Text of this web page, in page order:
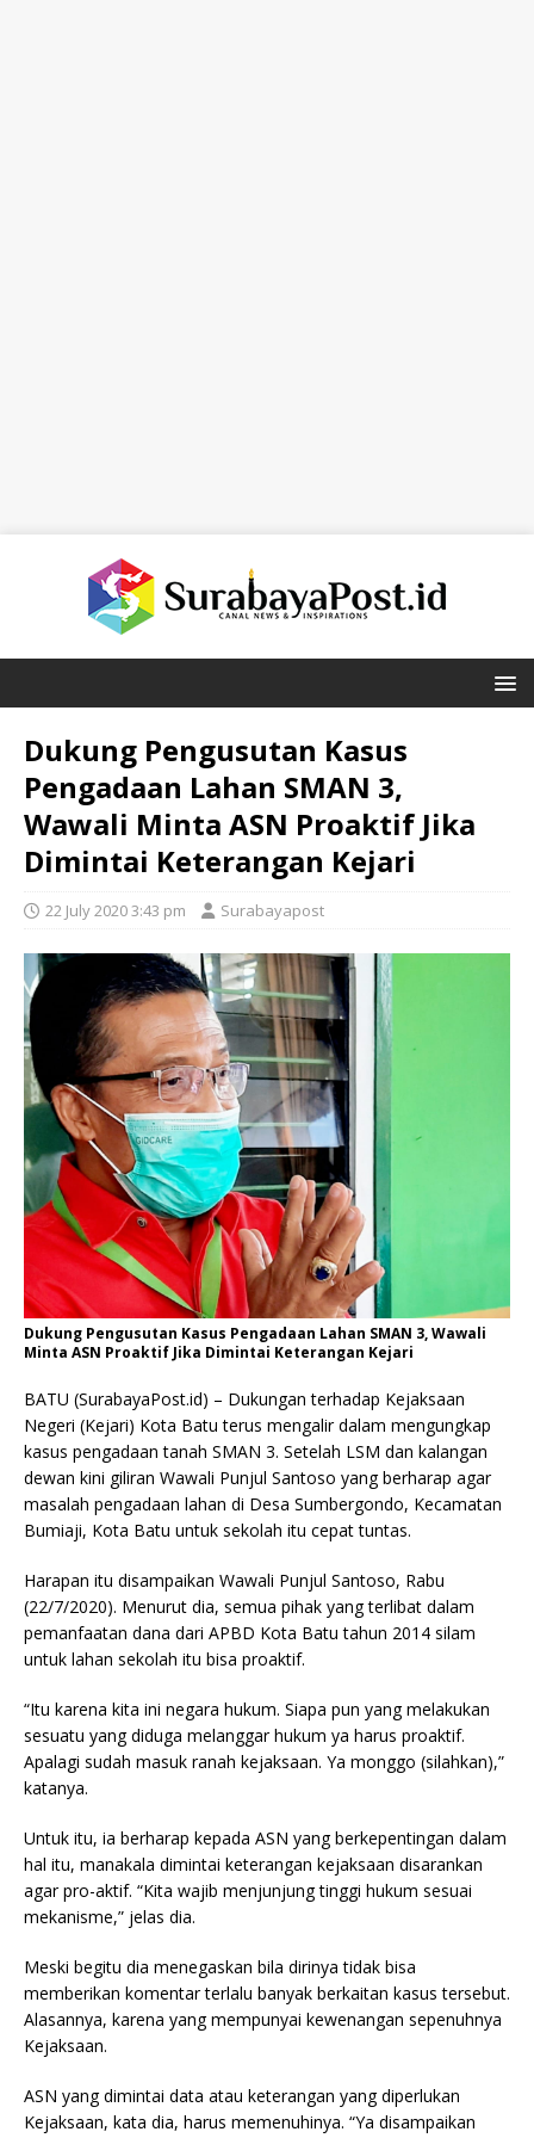
Dukung Pengusutan Kasus
Pengadaan Lahan SMAN 3,
Wawali Minta ASN Proaktif Jika
Dimintai Keterangan Kejari
22 July 2020 3:43 pm Surabayapost
Dukung Pengusutan Kasus Pengadaan Lahan SMAN 3, Wawali
Minta ASN Proaktif Jika Dimintai Keterangan Kejari
BATU (SurabayaPost.id) – Dukungan terhadap Kejaksaan
Negeri (Kejari) Kota Batu terus mengalir dalam mengungkap
kasus pengadaan tanah SMAN 3. Setelah LSM dan kalangan
dewan kini giliran Wawali Punjul Santoso yang berharap agar
masalah pengadaan lahan di Desa Sumbergondo, Kecamatan
Bumiaji, Kota Batu untuk sekolah itu cepat tuntas.
Harapan itu disampaikan Wawali Punjul Santoso, Rabu
(22/7/2020). Menurut dia, semua pihak yang terlibat dalam
pemanfaatan dana dari APBD Kota Batu tahun 2014 silam
untuk lahan sekolah itu bisa proaktif.
“Itu karena kita ini negara hukum. Siapa pun yang melakukan
sesuatu yang diduga melanggar hukum ya harus proaktif.
Apalagi sudah masuk ranah kejaksaan. Ya monggo (silahkan),”
katanya.
Untuk itu, ia berharap kepada ASN yang berkepentingan dalam
hal itu, manakala dimintai keterangan kejaksaan disarankan
agar pro-aktif. “Kita wajib menjunjung tinggi hukum sesuai
mekanisme,” jelas dia.
Meski begitu dia menegaskan bila dirinya tidak bisa
memberikan komentar terlalu banyak berkaitan kasus tersebut.
Alasannya, karena yang mempunyai kewenangan sepenuhnya
Kejaksaan.
ASN yang dimintai data atau keterangan yang diperlukan
Kejaksaan, kata dia, harus memenuhinya. “Ya disampaikan